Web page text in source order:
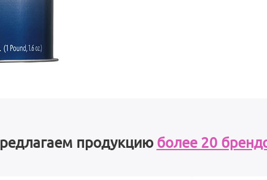
продукцию более 20